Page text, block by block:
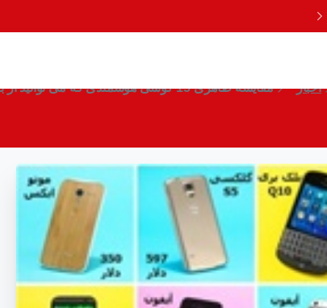
اخبار مقایسه ظاهری 15 گوشی هوشمندی که می توانید از بازار بخرید